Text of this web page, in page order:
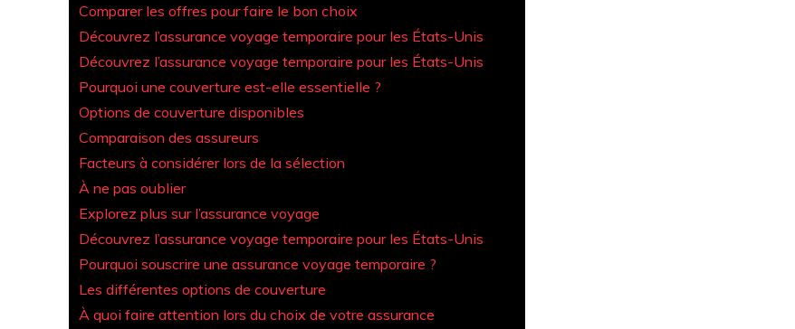
Comparer les offres pour faire le bon choix
Découvrez l’assurance voyage temporaire pour les États-Unis
Découvrez l’assurance voyage temporaire pour les États-Unis
Pourquoi une couverture est-elle essentielle ?
Options de couverture disponibles
Comparaison des assureurs
Facteurs à considérer lors de la sélection
À ne pas oublier
Explorez plus sur l’assurance voyage
Découvrez l’assurance voyage temporaire pour les États-Unis
Pourquoi souscrire une assurance voyage temporaire ?
Les différentes options de couverture
À quoi faire attention lors du choix de votre assurance